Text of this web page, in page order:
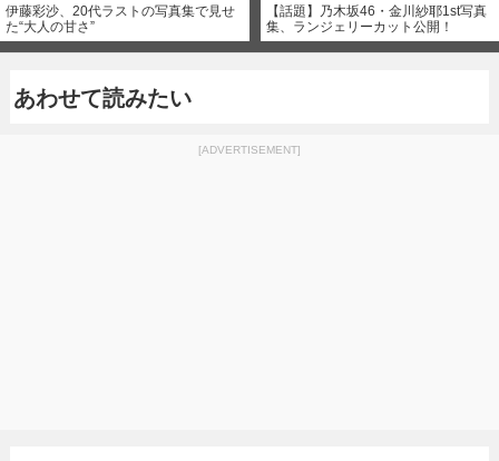
伊藤彩沙、20代ラストの写真集で見せ
た“大人の甘さ”
【話題】乃木坂46・金川紗耶1st写真
集、ランジェリーカット公開！
あわせて読みたい
[ADVERTISEMENT]